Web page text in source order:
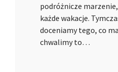
podróżnicze
każde wakacje.
doceniamy tego, co
chwalimy to…